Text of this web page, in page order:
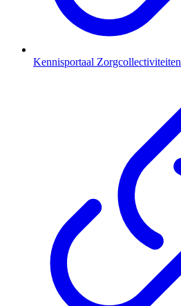
Kennisportaal Zorgcollectiviteiten